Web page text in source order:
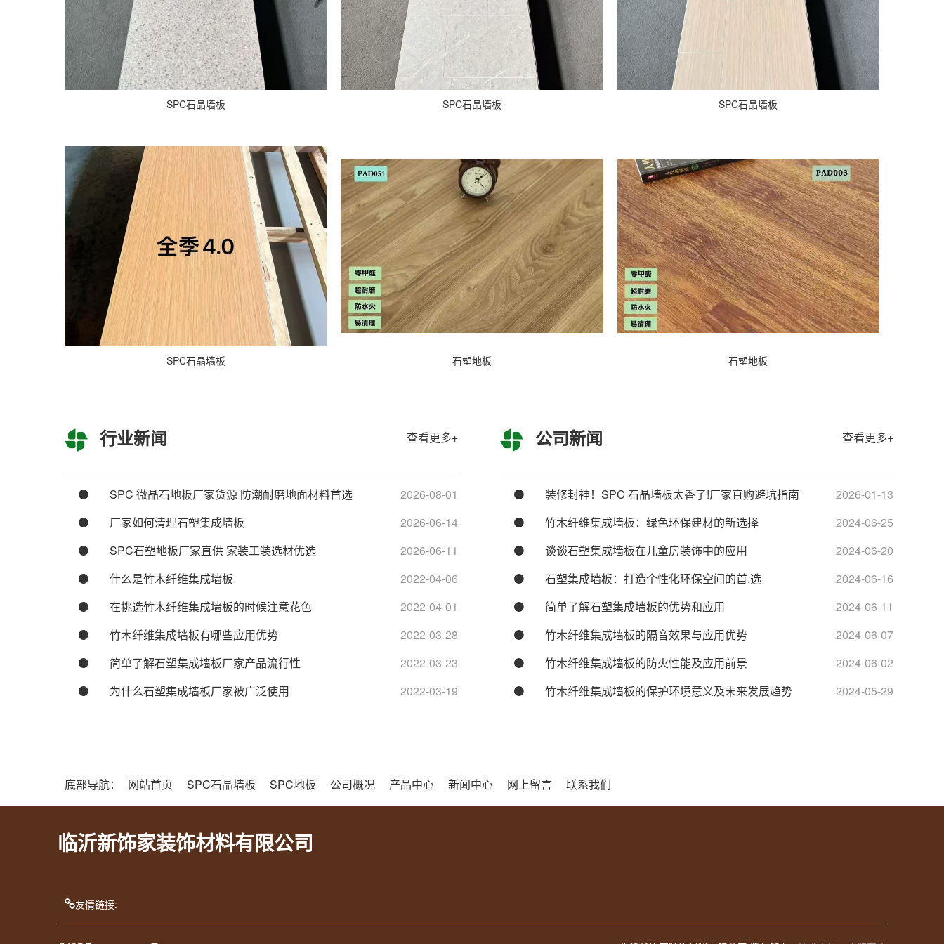
SPC石晶墙板 SPC石晶墙板 SPC石晶墙板
SPC石晶墙板 石塑地板 石塑地板
行业新闻 查看更多+
SPC 微晶石地板厂家货源 防潮耐磨地面材料首选
2026-08-01
厂家如何清理石塑集成墙板
2026-06-14
SPC石塑地板厂家直供 家装工装选材优选
2026-06-11
什么是竹木纤维集成墙板
2022-04-06
在挑选竹木纤维集成墙板的时候注意花色
2022-04-01
竹木纤维集成墙板有哪些应用优势
2022-03-28
简单了解石塑集成墙板厂家产品流行性
2022-03-23
为什么石塑集成墙板厂家被广泛使用
2022-03-19
公司新闻 查看更多+
装修封神！SPC 石晶墙板太香了!厂家直购避坑指南
2026-01-13
竹木纤维集成墙板：绿色环保建材的新选择
2024-06-25
谈谈石塑集成墙板在儿童房装饰中的应用
2024-06-20
石塑集成墙板：打造个性化环保空间的首.选
2024-06-16
简单了解石塑集成墙板的优势和应用
2024-06-11
竹木纤维集成墙板的隔音效果与应用优势
2024-06-07
竹木纤维集成墙板的防火性能及应用前景
2024-06-02
竹木纤维集成墙板的保护环境意义及未来发展趋势
2024-05-29
底部导航： 网站首页 SPC石晶墙板 SPC地板 公司概况 产品中心 新闻中心 网上留言 联系我们
临沂新饰家装饰材料有限公司
友情链接: